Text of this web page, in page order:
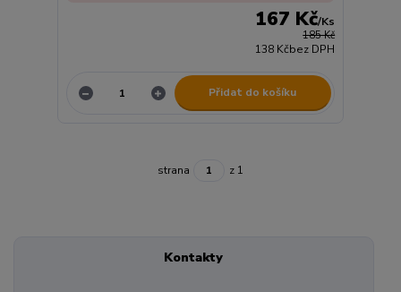
185 Kč
167 Kč/Ks
138 Kčbez DPH
Přidat do košíku
strana z 1
Kontakty